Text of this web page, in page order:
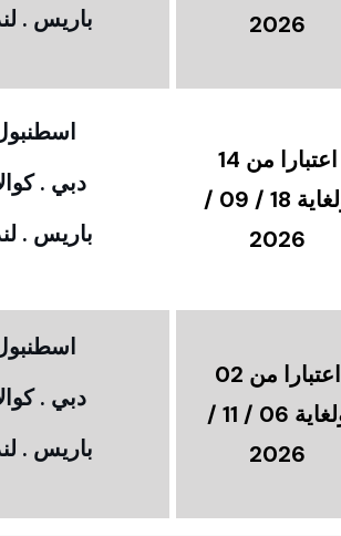
2026
باريس .
اعتبارا من 14
ولغاية 18 / 09 /
2026
دبي .
باريس .
اعتبارا من 02
ولغاية 06 / 11 /
2026
دبي .
باريس .